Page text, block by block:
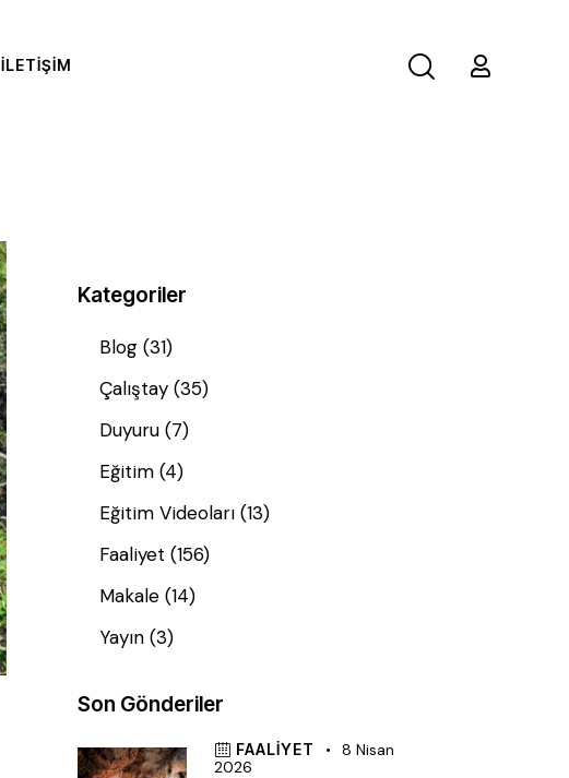
İLETIŞIM
Kategoriler
Blog (31)
Çalıştay (35)
Duyuru (7)
Eğitim (4)
Eğitim Videoları (13)
Faaliyet (156)
Makale (14)
Yayın (3)
Son Gönderiler
FAALIYET
8 Nisan
2026